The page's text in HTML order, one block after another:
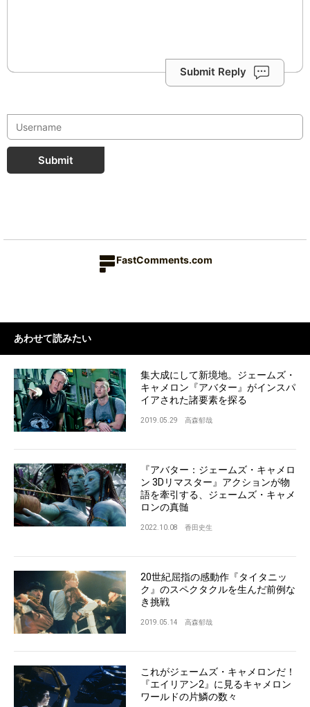
Submit Reply
Submit
FastComments.com
あわせて読みたい
集大成にして新境地。ジェームズ・
キャメロン『アバター』がインスパ
イアされた諸要素を探る
2019.05.29 高森郁哉
『アバター：ジェームズ・キャメロ
ン 3Dリマスター』アクションが物
語を牽引する、ジェームズ・キャメ
ロンの真髄
2022.10.08 香田史生
20世紀屈指の感動作『タイタニッ
ク』のスペクタクルを生んだ前例な
き挑戦
2019.05.14 高森郁哉
これがジェームズ・キャメロンだ！
『エイリアン2』に見るキャメロン
ワールドの片鱗の数々